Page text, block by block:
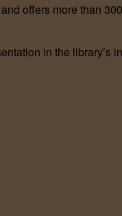
offers more than
in the library’s